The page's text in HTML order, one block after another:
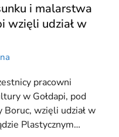
i malarstwa
wzięli udział w
pracowni
w Gołdapi, pod
wzięli udział w
Plastycznym…